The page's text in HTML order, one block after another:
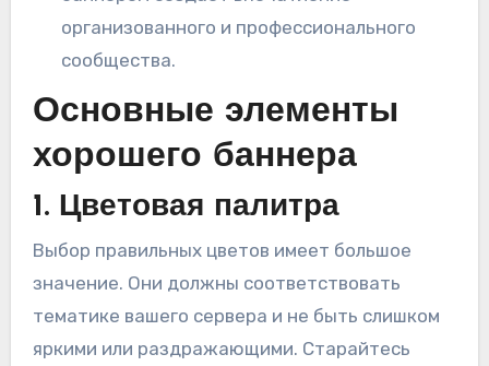
организованного и профессионального
сообщества.
Основные элементы
хорошего баннера
1. Цветовая палитра
Выбор правильных цветов имеет большое
значение. Они должны соответствовать
тематике вашего сервера и не быть слишком
яркими или раздражающими. Старайтесь